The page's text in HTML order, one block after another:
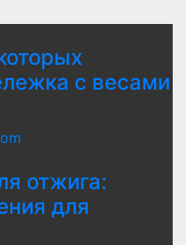
с весами
отжига:
для